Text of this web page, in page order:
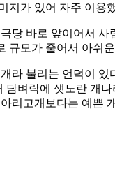
지가 있어 자주 이
당 바로 앞이어서
규모가 줄어서 아쉬
라 불리는 언덕이
벼락에 샛노란 개
리고개보다는 예쁜